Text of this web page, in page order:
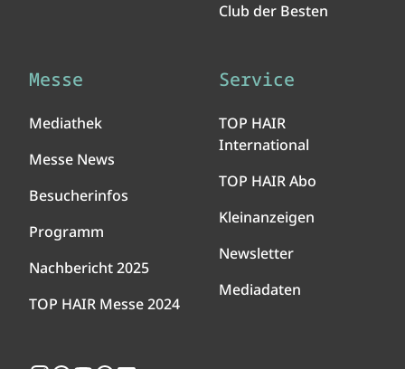
Club der Besten
Messe
Mediathek
Messe News
Besucherinfos
Programm
Nachbericht 2025
TOP HAIR Messe 2024
Service
TOP HAIR
International
TOP HAIR Abo
Kleinanzeigen
Newsletter
Mediadaten